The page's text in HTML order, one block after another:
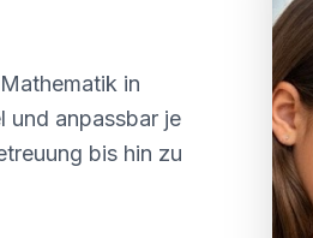
in
und anpassbar je
bis hin zu